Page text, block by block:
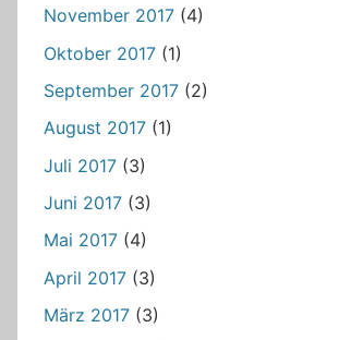
November 2017 (4)
Oktober 2017 (1)
September 2017 (2)
August 2017 (1)
Juli 2017 (3)
Juni 2017 (3)
Mai 2017 (4)
April 2017 (3)
März 2017 (3)